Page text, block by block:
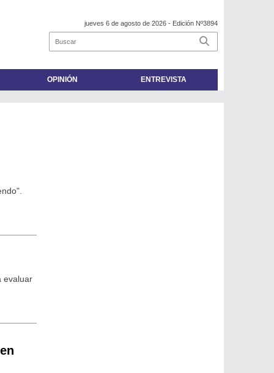
jueves 6 de agosto de 2026 - Edición Nº3894
OPINIÓN ENTREVISTA
evaluar